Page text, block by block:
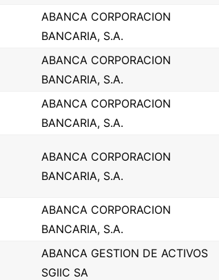
ABANCA CORPORACION
BANCARIA, S.A.
ABANCA CORPORACION
BANCARIA, S.A.
ABANCA CORPORACION
BANCARIA, S.A.
ABANCA CORPORACION
BANCARIA, S.A.
ABANCA CORPORACION
BANCARIA, S.A.
ABANCA GESTION DE ACTIVOS
SGIIC SA